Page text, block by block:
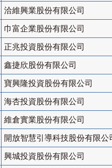
洽維興業股份有限公司
巾富企業股份有限公司
正兆投資股份有限公司
鑫捷欣股份有限公司
寶興隆投資股份有限公司
海杏投資股份有限公司
維倉實業股份有限公司
開放智慧引導科技股份有限公
興城投資股份有限公司